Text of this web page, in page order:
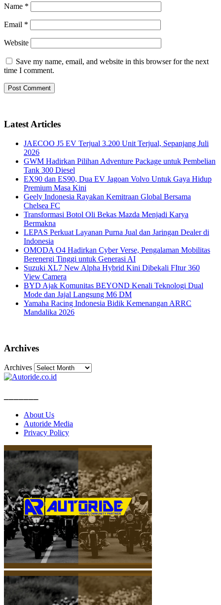
Name *
Email *
Website
Save my name, email, and website in this browser for the next
time I comment.
Latest Articles
JAECOO J5 EV Terjual 3.200 Unit Terjual, Sepanjang Juli
2026
GWM Hadirkan Pilihan Adventure Package untuk Pembelian
Tank 300 Diesel
EX90 dan ES90, Dua EV Jagoan Volvo Untuk Gaya Hidup
Premium Masa Kini
Geely Indonesia Rayakan Kemitraan Global Bersama
Chelsea FC
Transformasi Botol Oli Bekas Mazda Menjadi Karya
Bermakna
LEPAS Perkuat Layanan Purna Jual dan Jaringan Dealer di
Indonesia
OMODA O4 Hadirkan Cyber Verse, Pengalaman Mobilitas
Berenergi Tinggi untuk Generasi AI
Suzuki XL7 New Alpha Hybrid Kini Dibekali FItur 360
View Camera
BYD Ajak Komunitas BEYOND Kenali Teknologi Dual
Mode dan Jajal Langsung M6 DM
Yamaha Racing Indonesia Bidik Kemenangan ARRC
Mandalika 2026
Archives
Archives
About Us
Autoride Media
Privacy Policy